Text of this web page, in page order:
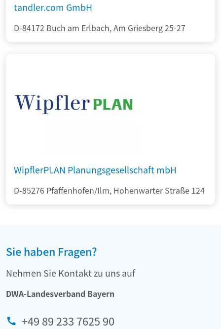
tandler.com GmbH
D-84172 Buch am Erlbach, Am Griesberg 25-27
WipflerPLAN Planungsgesellschaft mbH
D-85276 Pfaffenhofen/Ilm, Hohenwarter Straße 124
Sie haben Fragen?
Nehmen Sie Kontakt zu uns auf
DWA-Landesverband Bayern
+49 89 233 7625 90